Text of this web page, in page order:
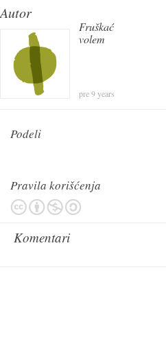
Autor
Fruškać
volem
pre 9 years
Podeli
Pravila korišćenja
Komentari